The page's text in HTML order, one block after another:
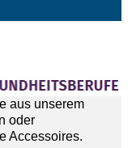
aus unserem
oder
Accessoires.